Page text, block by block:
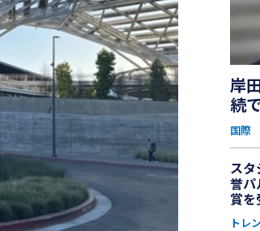
岸
続
国際
ス
誉パ
賞
トレ